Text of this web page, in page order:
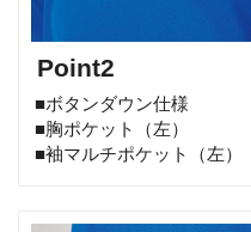
Point2
■ボタンダウン仕様
■胸ポケット（左）
■袖マルチポケット（左）